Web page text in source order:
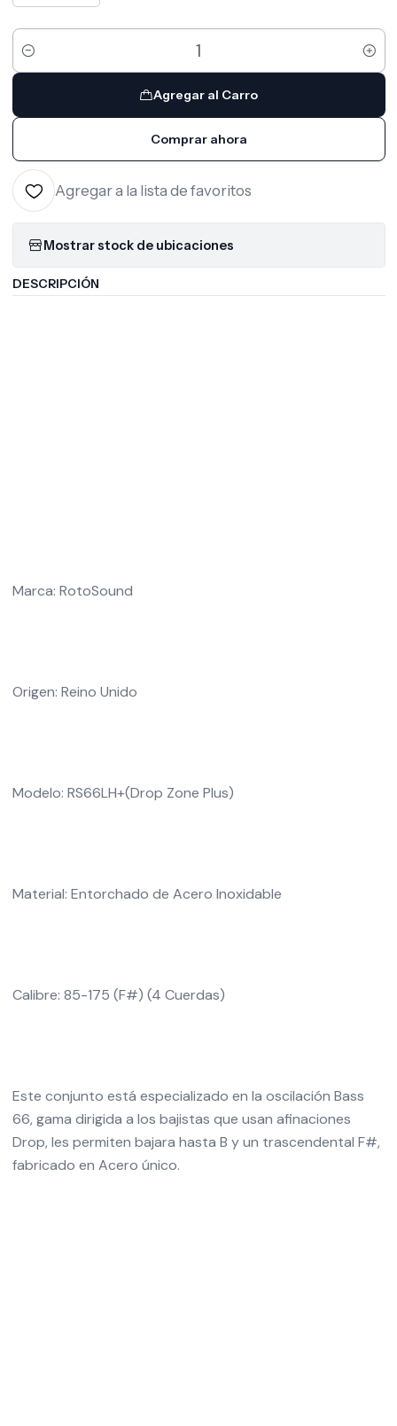
Cantidad
Agregar al Carro
Comprar ahora
Agregar a la lista de favoritos
Mostrar stock de ubicaciones
DESCRIPCIÓN
Marca: RotoSound
Origen: Reino Unido
Modelo: RS66LH+(Drop Zone Plus)
Material: Entorchado de Acero Inoxidable
Calibre: 85-175 (F#) (4 Cuerdas)
Este conjunto está especializado en la oscilación Bass
66, gama dirigida a los bajistas que usan afinaciones
Drop, les permiten bajara hasta B y un trascendental F#,
fabricado en Acero único.